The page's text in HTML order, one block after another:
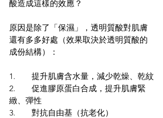
酸造成這樣的效應？
原因是除了「保濕」，透明質酸對肌膚
還有多多好處（效果取決於透明質酸的
成份結構）：
1.        提升肌膚含水量，減少乾燥、乾紋
2.        促進膠原蛋白合成，提升肌膚緊
緻、彈性
3.        對抗自由基（抗老化）